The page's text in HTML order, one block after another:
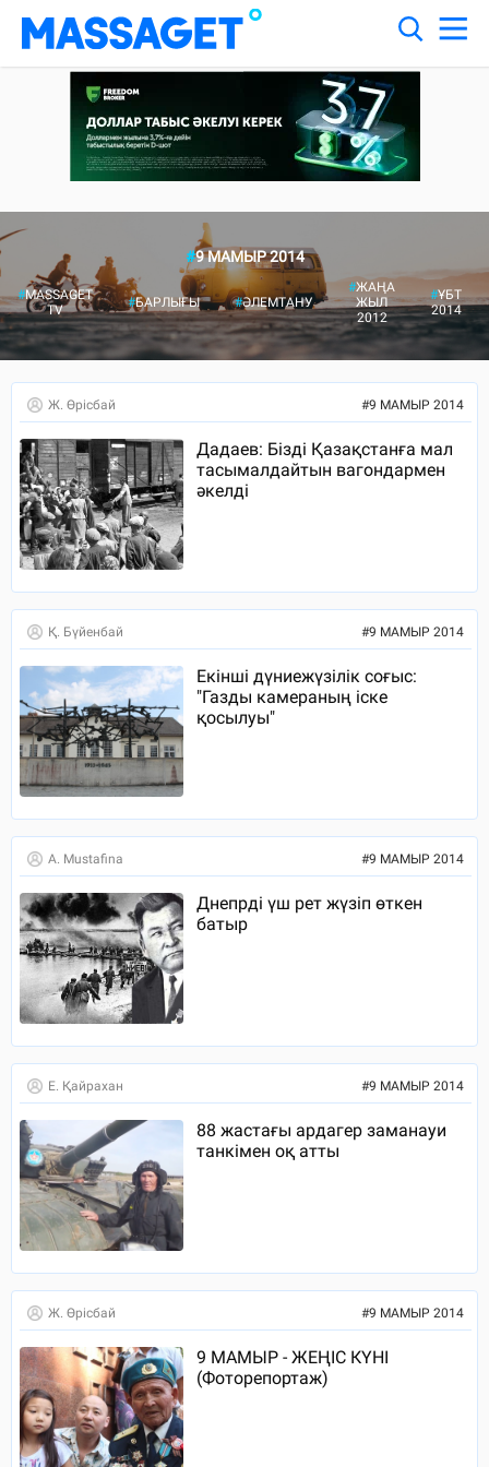
#9 МАМЫР 2014
#MASSAGET
TV
#БАРЛЫҒЫ #ӘЛЕМТАНУ
#ЖАҢА
ЖЫЛ
2012
#ҰБТ
2014
Ж. Өрісбай #9 МАМЫР 2014
Дадаев: Бізді Қазақстанға мал
тасымалдайтын вагондармен
әкелді
Қ. Бүйенбай #9 МАМЫР 2014
Екінші дүниежүзілік соғыс:
"Газды камераның іске
қосылуы"
A. Mustafina #9 МАМЫР 2014
Днепрді үш рет жүзіп өткен
батыр
Е. Қайрахан #9 МАМЫР 2014
88 жастағы ардагер заманауи
танкімен оқ атты
Ж. Өрісбай #9 МАМЫР 2014
9 МАМЫР - ЖЕҢІС КҮНІ
(Фоторепортаж)